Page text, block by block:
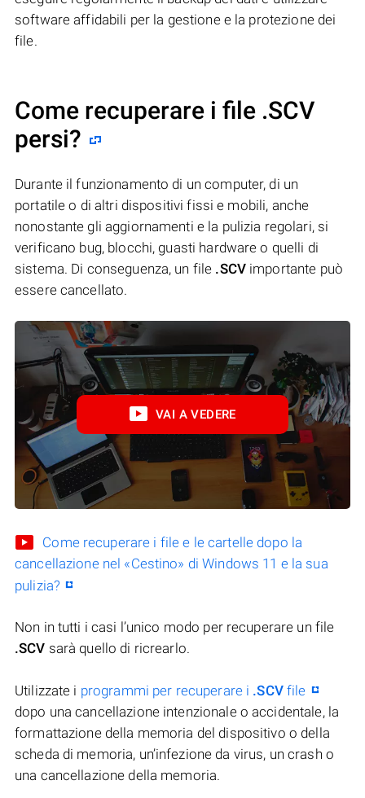
software affidabili per la gestione e la protezione dei
file.
Come recuperare i file .SCV
persi?
Durante il funzionamento di un computer, di un
portatile o di altri dispositivi fissi e mobili, anche
nonostante gli aggiornamenti e la pulizia regolari, si
verificano bug, blocchi, guasti hardware o quelli di
sistema. Di conseguenza, un file .SCVimportante può
essere cancellato.
VAI A VEDERE
Come recuperare i file e le cartelle dopo la
cancellazione nel «Cestino» di Windows 11 e la sua
pulizia?
Non in tutti i casi l’unico modo per recuperare un file
.SCV sarà quello di ricrearlo.
Utilizzate i programmi per recuperare i .SCVfile
dopo una cancellazione intenzionale o accidentale, la
formattazione della memoria del dispositivo o della
scheda di memoria, un’infezione da virus, un crash o
una cancellazione della memoria.